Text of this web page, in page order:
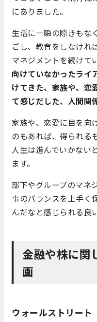
にありました。
生活に一瞬の隙きもな
ごし、教育をしなけれ
マネジメントを続けて
向けていなかったライ
けてきた、家族や、恋
て感じだした、人間関
家族や、恋愛に目を向
のもあれば、得られる
人生は進んでいかない
ます。
部下やグループのマネ
事のバランスを上手く
んだなと感じられる良
金融や株に関
画
ウォールストリート